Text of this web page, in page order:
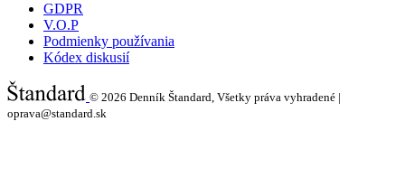
GDPR
V.O.P
Podmienky používania
Kódex diskusií
© 2026 Denník Štandard, Všetky práva vyhradené |
oprava@standard.sk